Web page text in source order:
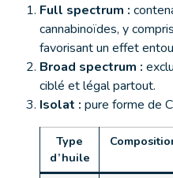
Full spectrum :
cannabinoïdes, y
favorisant un effet
Broad spectrum :
ciblé et légal partout.
Isolat : pure forme de
Type
d’huile